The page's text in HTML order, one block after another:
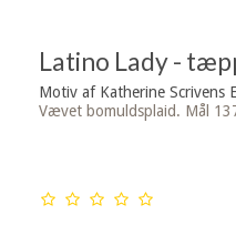
Latino Lady -
Motiv af Katherine Scrivens
Vævet bomuldsplaid. Mål